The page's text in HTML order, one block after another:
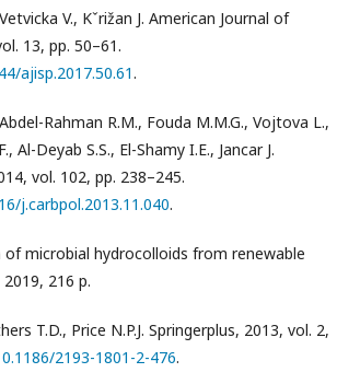
V., Kˇrižan J. American Journal of
13, pp. 50–61.
ajisp.2017.50.61.
Rahman R.M., Fouda M.M.G., Vojtova L.,
Al-Deyab S.S., El-Shamy I.E., Jancar J.
vol. 102, pp. 238–245.
j.carbpol.2013.11.040.
of microbial hydrocolloids from renewable
216 p.
T.D., Price N.P.J. Springerplus, 2013, vol. 2,
2193-1801-2-476.